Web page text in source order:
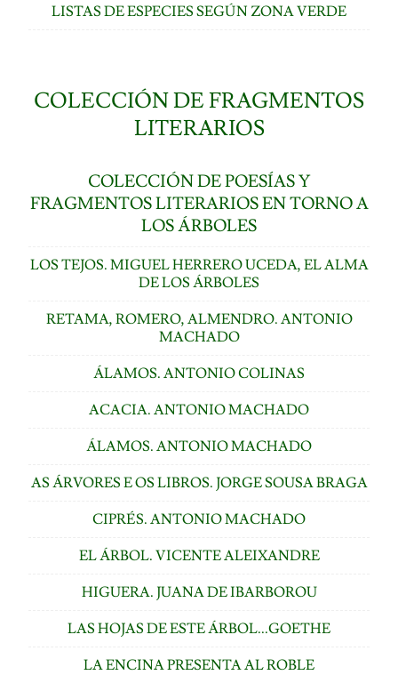
LISTAS DE ESPECIES SEGÚN ZONA VERDE
COLECCIÓN DE FRAGMENTOS
LITERARIOS
COLECCIÓN DE POESÍAS Y
FRAGMENTOS LITERARIOS EN TORNO A
LOS ÁRBOLES
LOS TEJOS. MIGUEL HERRERO UCEDA, EL ALMA
DE LOS ÁRBOLES
RETAMA, ROMERO, ALMENDRO. ANTONIO
MACHADO
ÁLAMOS. ANTONIO COLINAS
ACACIA. ANTONIO MACHADO
ÁLAMOS. ANTONIO MACHADO
AS ÁRVORES E OS LIBROS. JORGE SOUSA BRAGA
CIPRÉS. ANTONIO MACHADO
EL ÁRBOL. VICENTE ALEIXANDRE
HIGUERA. JUANA DE IBARBOROU
LAS HOJAS DE ESTE ÁRBOL...GOETHE
LA ENCINA PRESENTA AL ROBLE